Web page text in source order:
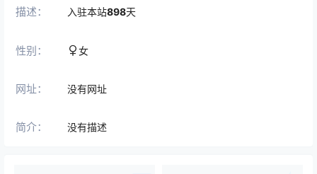
描述： 入驻本站898天
性别： 女
网址： 没有网址
简介： 没有描述